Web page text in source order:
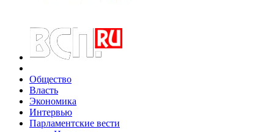
Общество
Власть
Экономика
Интервью
Парламентские вести